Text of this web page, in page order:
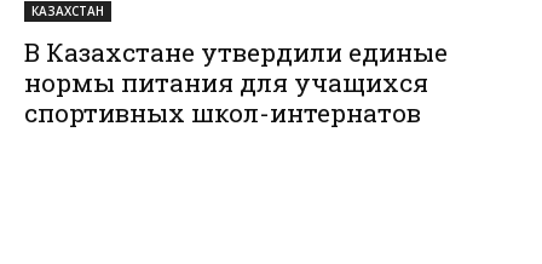
КАЗАХСТАН
В Казахстане утвердили единые
нормы питания для учащихся
спортивных школ-интернатов